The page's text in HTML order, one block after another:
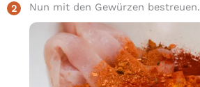
Nun mit den Gewürzen bestreuen.